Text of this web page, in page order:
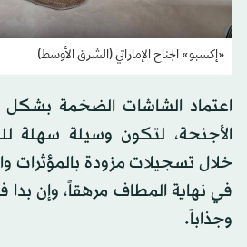
«إكسبو» الجناح الإماراتي (الشرق الأوسط)
اعتماد الشاشات الضخمة
الأجنحة، لتكون وسيلة سهلة
خلال تسجيلات مزودة بالمؤثرات
في نهاية المطاف مرهقاً، وإن بدا
وجذاباً.